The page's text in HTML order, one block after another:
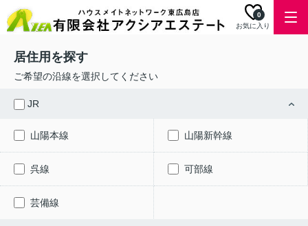
お気に入り
0
居住用を探す
ご希望の沿線を選択してください
JR
山陽本線 山陽新幹線
呉線 可部線
芸備線